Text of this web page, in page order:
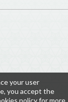
your user
you accept the
policyfor more